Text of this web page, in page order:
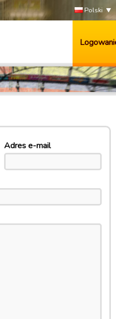
Polski
Adres e-mail